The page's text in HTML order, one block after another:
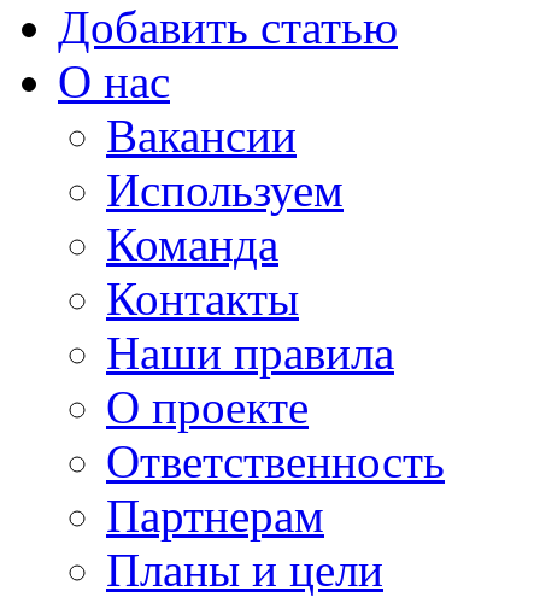
Добавить статью
О нас
Вакансии
Используем
Команда
Контакты
Наши правила
О проекте
Ответственность
Партнерам
Планы и цели